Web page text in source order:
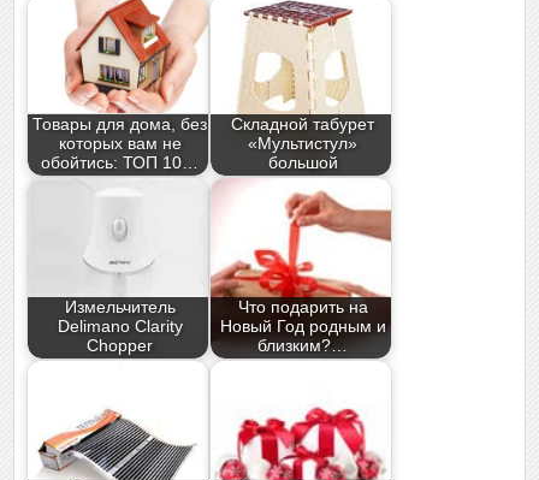
Товары для дома, без
которых вам не
обойтись: ТОП 10…
Складной табурет
«Мультистул»
большой
Измельчитель
Delimano Clarity
Chopper
Что подарить на
Новый Год родным и
близким?…